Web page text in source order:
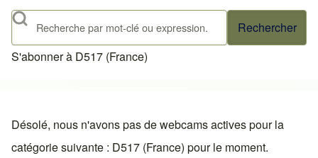
Rechercher
S'abonner à D517 (France)
Désolé, nous n'avons pas de webcams actives pour la
catégorie suivante : D517 (France) pour le moment.